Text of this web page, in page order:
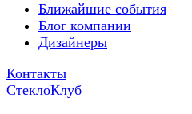
Ближайшие события
Блог компании
Дизайнеры
Контакты
СтеклоКлуб